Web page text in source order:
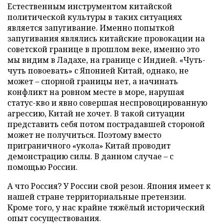
Естественным инструментом китайской
политической культуры в таких ситуациях
является запугивание. Именно попыткой
запугивания являлись китайские провокации на
советской границе в прошлом веке, именно это
мы видим в Ладахе, на границе с Индией. «Чуть-
чуть повоевать» с Японией Китай, однако, не
может – спорной границы нет, а начинать
конфликт на ровном месте в море, нарушая
статус-кво и явно совершая неспровоцированную
агрессию, Китай не хочет. В такой ситуации
представить себя потом пострадавшей стороной
может не получиться. Поэтому вместо
приграничного «укола» Китай проводит
демонстрацию силы. В данном случае – с
помощью России.
А что Россия? У России свой резон. Япония имеет к
нашей стране территориальные претензии.
Кроме того, у нас крайне тяжёлый исторический
опыт сосуществования.